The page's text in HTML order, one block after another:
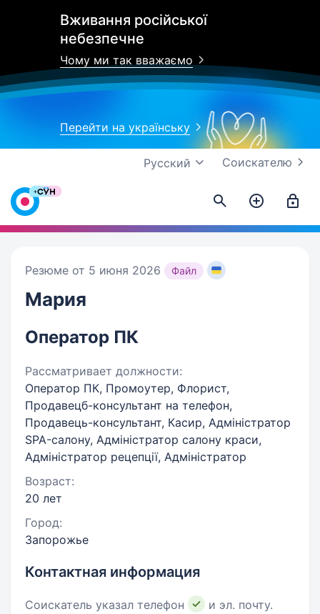
Вживання російської
небезпечне
Чому ми так вважаємо
Перейти на українську
Соискателю
Русский
Резюме от 5 июня 2026 Файл
Мария
Оператор ПК
Рассматривает должности:
Оператор ПК, Промоутер, Флорист,
Продавецб-консультант на телефон,
Продавець-консультант, Касир, Адміністратор
SPA-салону, Адміністратор салону краси,
Адміністратор рецепції, Адміністратор
Возраст:
20 лет
Город:
Запорожье
Контактная информация
Соискатель указал телефон
и эл. почту.